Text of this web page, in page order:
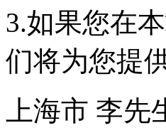
3.如果您在
们将为您提
上海市 李